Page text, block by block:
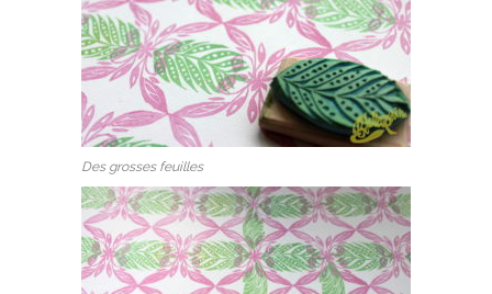
Des grosses feuilles